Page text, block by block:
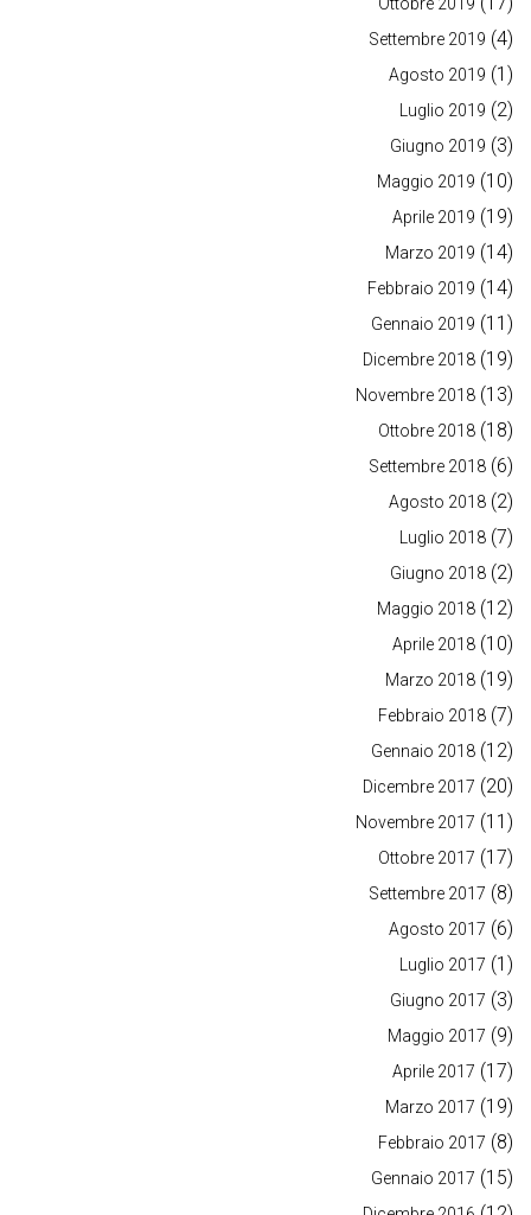
Settembre 2019 (4)
Agosto 2019 (1)
Luglio 2019 (2)
Giugno 2019 (3)
Maggio 2019 (10)
Aprile 2019 (19)
Marzo 2019 (14)
Febbraio 2019 (14)
Gennaio 2019 (11)
Dicembre 2018 (19)
Novembre 2018 (13)
Ottobre 2018 (18)
Settembre 2018 (6)
Agosto 2018 (2)
Luglio 2018 (7)
Giugno 2018 (2)
Maggio 2018 (12)
Aprile 2018 (10)
Marzo 2018 (19)
Febbraio 2018 (7)
Gennaio 2018 (12)
Dicembre 2017 (20)
Novembre 2017 (11)
Ottobre 2017 (17)
Settembre 2017 (8)
Agosto 2017 (6)
Luglio 2017 (1)
Giugno 2017 (3)
Maggio 2017 (9)
Aprile 2017 (17)
Marzo 2017 (19)
Febbraio 2017 (8)
Gennaio 2017 (15)